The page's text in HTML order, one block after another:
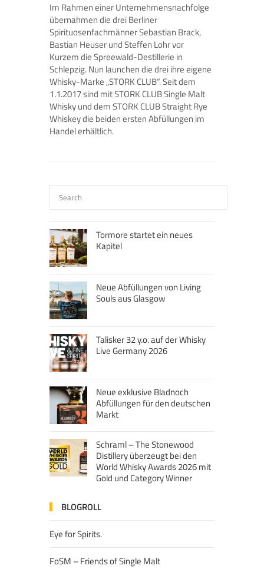
Im Rahmen einer Unternehmensnachfolge
übernahmen die drei Berliner
Spirituosenfachmänner Sebastian Brack,
Bastian Heuser und Steffen Lohr vor
Kurzem die Spreewald-Destillerie in
Schlepzig. Nun launchen die drei ihre eigene
Whisky-Marke „STORK CLUB“. Seit dem
1.1.2017 sind mit STORK CLUB Single Malt
Whisky und dem STORK CLUB Straight Rye
Whiskey die beiden ersten Abfüllungen im
Handel erhältlich.
Tormore startet ein neues
Kapitel
Neue Abfüllungen von Living
Souls aus Glasgow
Talisker 32 y.o. auf der Whisky
Live Germany 2026
Neue exklusive Bladnoch
Abfüllungen für den deutschen
Markt
Schraml – The Stonewood
Distillery überzeugt bei den
World Whisky Awards 2026 mit
Gold und Category Winner
BLOGROLL
Eye for Spirits.
FoSM – Friends of Single Malt